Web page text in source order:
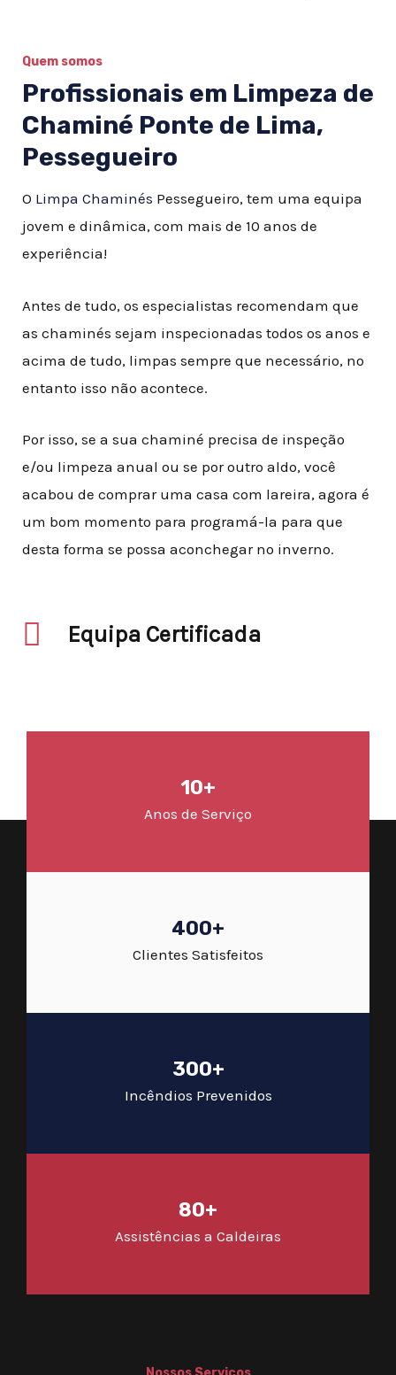
Quem somos
Profissionais em Limpeza de
Chaminé Ponte de Lima,
Pessegueiro
O Limpa Chaminés Pessegueiro, tem uma equipa
jovem e dinâmica, com mais de 10 anos de
experiência!
Antes de tudo, os especialistas recomendam que
as chaminés sejam inspecionadas todos os anos e
acima de tudo, limpas sempre que necessário, no
entanto isso não acontece.
Por isso, se a sua chaminé precisa de inspeção
e/ou limpeza anual ou se por outro aldo, você
acabou de comprar uma casa com lareira, agora é
um bom momento para programá-la para que
desta forma se possa aconchegar no inverno.
Equipa Certificada
10+
Anos de Serviço
400+
Clientes Satisfeitos
300+
Incêndios Prevenidos
80+
Assistências a Caldeiras